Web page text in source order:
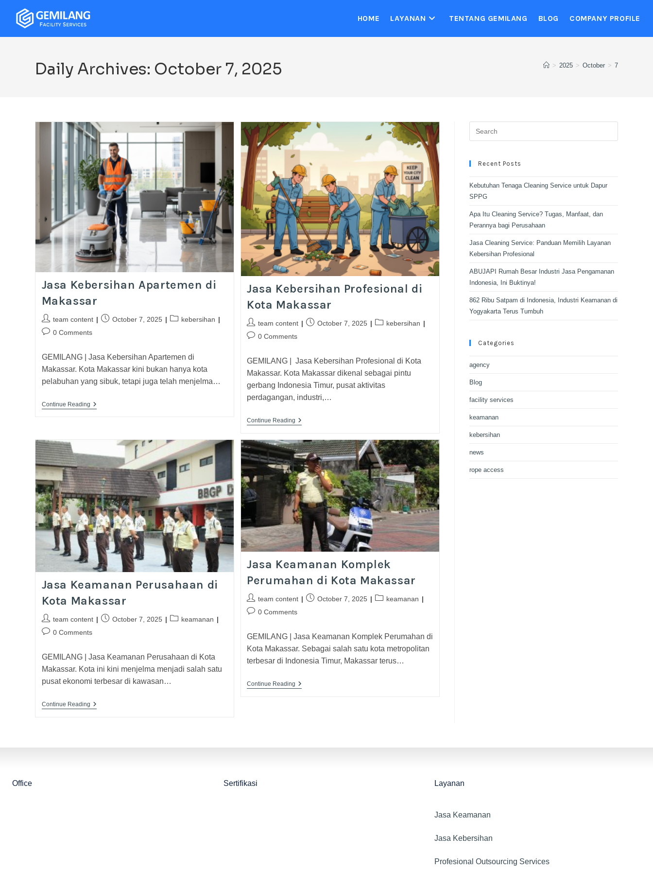
HOME LAYANAN TENTANG GEMILANG BLOG COMPANY PROFILE
Daily Archives: October 7, 2025 > 2025 > October > 7
Jasa Kebersihan Apartemen di
Makassar
team content October 7, 2025
kebersihan
0 Comments
GEMILANG | Jasa Kebersihan Apartemen di
Makassar. Kota Makassar kini bukan hanya kota
pelabuhan yang sibuk, tetapi juga telah menjelma…
Continue Reading
Jasa Kebersihan Profesional di
Kota Makassar
team content October 7, 2025
kebersihan
0 Comments
GEMILANG | Jasa Kebersihan Profesional di Kota
Makassar. Kota Makassar dikenal sebagai pintu
gerbang Indonesia Timur, pusat aktivitas
perdagangan, industri,…
Continue Reading
Jasa Keamanan Perusahaan di
Kota Makassar
team content October 7, 2025
keamanan
0 Comments
GEMILANG | Jasa Keamanan Perusahaan di Kota
Makassar. Kota ini kini menjelma menjadi salah satu
pusat ekonomi terbesar di kawasan…
Continue Reading
Jasa Keamanan Komplek
Perumahan di Kota Makassar
team content October 7, 2025
keamanan
0 Comments
GEMILANG | Jasa Keamanan Komplek Perumahan di
Kota Makassar. Sebagai salah satu kota metropolitan
terbesar di Indonesia Timur, Makassar terus…
Continue Reading
Recent Posts
Kebutuhan Tenaga Cleaning Service untuk Dapur
SPPG
Apa Itu Cleaning Service? Tugas, Manfaat, dan
Perannya bagi Perusahaan
Jasa Cleaning Service: Panduan Memilih Layanan
Kebersihan Profesional
ABUJAPI Rumah Besar Industri Jasa Pengamanan
Indonesia, Ini Buktinya!
862 Ribu Satpam di Indonesia, Industri Keamanan di
Yogyakarta Terus Tumbuh
Categories
agency
Blog
facility services
keamanan
kebersihan
news
rope access
Office Sertifikasi Layanan
Jasa Keamanan​
Jasa Kebersihan
Profesional Outsourcing Services